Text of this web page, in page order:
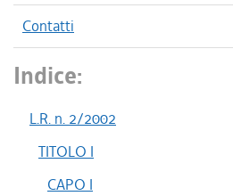
Contatti
Indice:
L.R. n. 2/2002
TITOLO I
CAPO I